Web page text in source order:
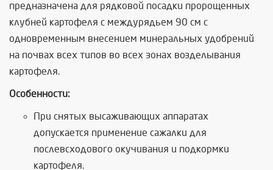
предназначена для рядковой посадки пророщенных
клубней картофеля с междурядьем 90 см с
одновременным внесением минеральных удобрений
на почвах всех типов во всех зонах возделывания
картофеля.
Особенности:
При снятых высаживающих аппаратах
допускается применение сажалки для
послевсходового окучивания и подкормки
картофеля.